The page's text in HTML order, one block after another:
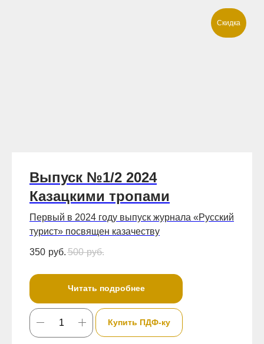
Скидка
Выпуск №1/2 2024
Казацкими тропами
Первый в 2024 году выпуск журнала «Русский
турист» посвящен казачеству
350 руб. 500 руб.
Читать подробнее
Купить ПДФ-ку